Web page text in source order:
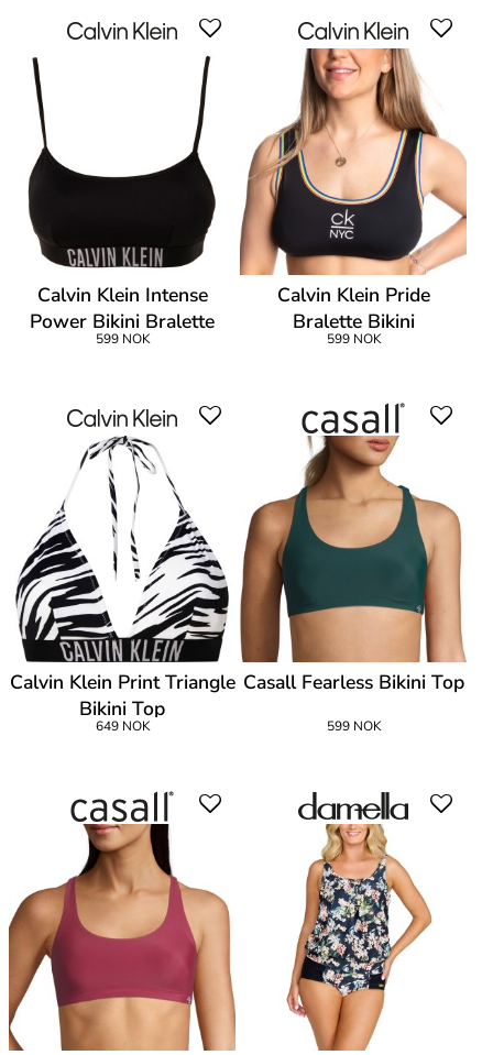
Calvin Klein Intense
Power Bikini Bralette
599 NOK
Calvin Klein Pride
Bralette Bikini
599 NOK
Calvin Klein Print Triangle
Bikini Top
649 NOK
Casall Fearless Bikini Top
599 NOK